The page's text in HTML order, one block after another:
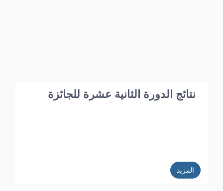
نتائج الدورة الثانية عشرة للجائزة
المزيد